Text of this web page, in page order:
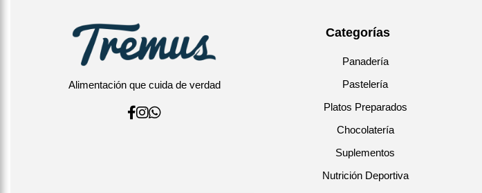
Alimentación que cuida de verdad
Categorías
Panadería
Pastelería
Platos Preparados
Chocolatería
Suplementos
Nutrición Deportiva